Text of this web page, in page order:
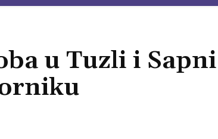
u Tuzli i Sapni